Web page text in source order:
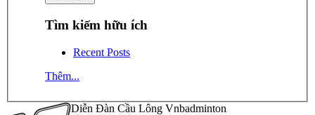
Tìm kiếm hữu ích
Recent Posts
Thêm...
Diễn Đàn Cầu Lông Vnbadminton